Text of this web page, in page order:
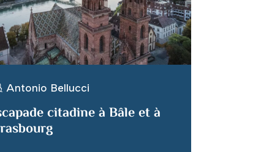
Antonio Bellucci
citadine à Bâle et à